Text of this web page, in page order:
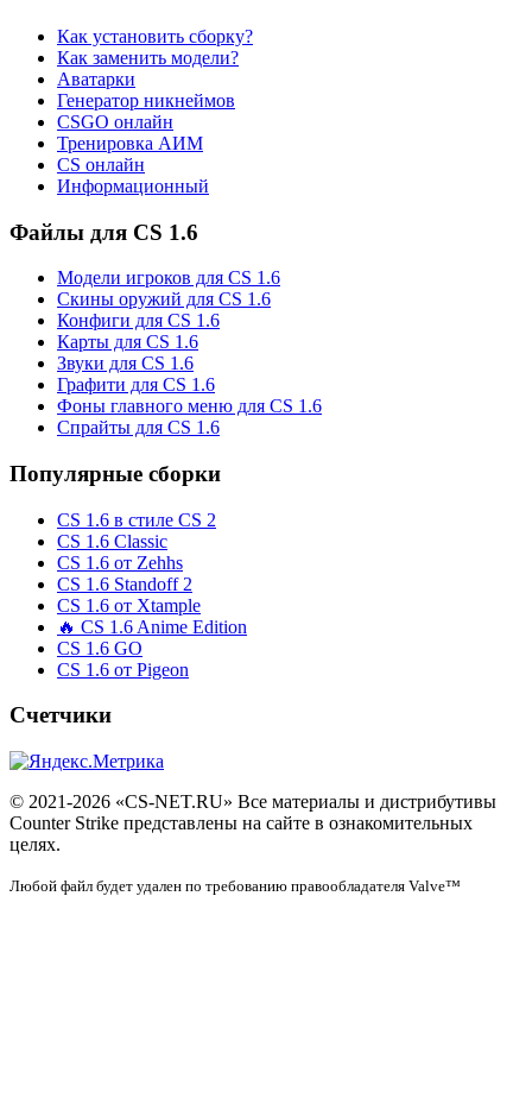
Как установить сборку?
Как заменить модели?
Аватарки
Генератор никнеймов
CSGO онлайн
Тренировка АИМ
CS онлайн
Информационный
Файлы для CS 1.6
Модели игроков для CS 1.6
Скины оружий для CS 1.6
Конфиги для CS 1.6
Карты для CS 1.6
Звуки для CS 1.6
Графити для CS 1.6
Фоны главного меню для CS 1.6
Спрайты для CS 1.6
Популярные сборки
CS 1.6 в стиле CS 2
CS 1.6 Classic
CS 1.6 от Zehhs
CS 1.6 Standoff 2
CS 1.6 от Xtample
🔥 CS 1.6 Anime Edition
CS 1.6 GO
CS 1.6 от Pigeon
Счетчики
© 2021-2026 «CS-NET.RU» Все материалы и дистрибутивы
Counter Strike представлены на сайте в ознакомительных
целях.
Любой файл будет удален по требованию правообладателя Valve™